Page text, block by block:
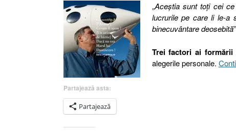
„Aceştia sunt toţi cei
lucrurile pe care li le-a
binecuvântare deosebită
Trei factori ai formării
alegerile personale.
Partajează asta:
Partajează